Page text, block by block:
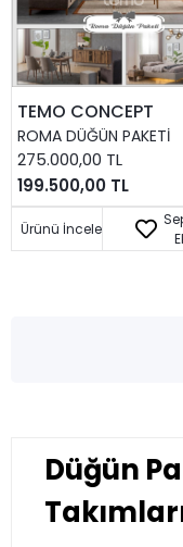
TEMO CONCEPT
ROMA DÜĞÜN PAKETI
199.500,00 TL
275.000,00 TL
Ürünü İncele
Düğün